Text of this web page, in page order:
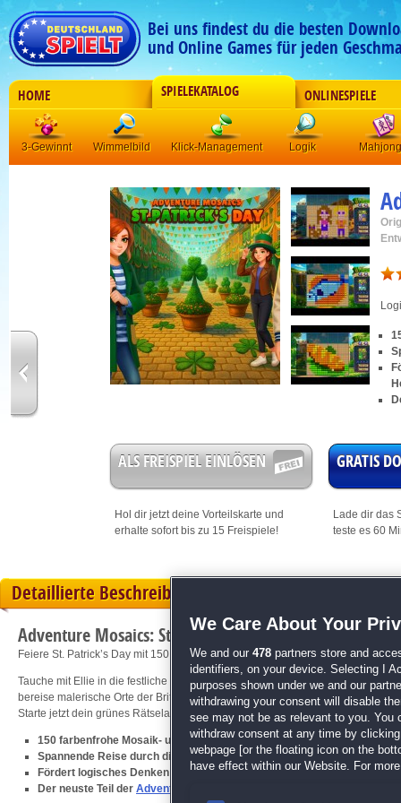
Bei uns findest du die besten
und Online Games für jeden
HOME SPIELEKATALOG ONLINESPIELE
3-Gewinnt Wimmelbild Klick-Management Logik Mahjong
ALS FREISPIEL EINLÖSEN
Hol dir jetzt deine Vorteilskarte und
erhalte sofort bis zu 15 Freispiele!
GRATIS
Lade dir das
teste es 60
Detaillierte Beschreibung
Adventure Mosaics: St. Patrick's Day
Feiere St. Patrick’s Day mit 150 bunten Mosaikrätseln!
Tauche mit Ellie in die festliche Welt des St. Patrick’s Day ein! Löse 150
bereise malerische Orte der Britischen Inseln. Eine charmante Geschichte
Starte jetzt dein grünes Rätselabenteuer und entdecke die Magie des St.
150 farbenfrohe Mosaik- und Bildrätsel
Spannende Reise durch die Britischen Inseln mit Ellie
Fördert logisches Denken durch abwechslungsreiche
Der neuste Teil der Adventure Mosaics
We Care About Your
We and our 478 partners store and
identifiers, on your device. Selecting I
purposes shown under we and our
withdrawing your consent will disable
see may not be as relevant to you. You
withdraw consent at any time by
webpage [or the floating icon on the
have effect within our Website. For